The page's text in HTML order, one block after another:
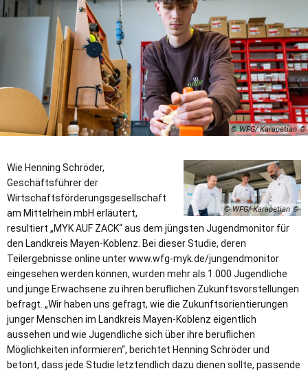
© WFG/ Karapetian
© WFG/ Karapetian
Wie Henning Schröder,
Geschäftsführer der
Wirtschaftsförderungsgesellschaft
am Mittelrhein mbH erläutert,
resultiert „MYK AUF ZACK“ aus dem jüngsten Jugendmonitor für
den Landkreis Mayen-Koblenz. Bei dieser Studie, deren
Teilergebnisse online unter www.wfg-myk.de/jungendmonitor
eingesehen werden können, wurden mehr als 1.000 Jugendliche
und junge Erwachsene zu ihren beruflichen Zukunftsvorstellungen
befragt. „Wir haben uns gefragt, wie die Zukunftsorientierungen
junger Menschen im Landkreis Mayen-Koblenz eigentlich
aussehen und wie Jugendliche sich über ihre beruflichen
Möglichkeiten informieren“, berichtet Henning Schröder und
betont, dass jede Studie letztendlich dazu dienen sollte, passende